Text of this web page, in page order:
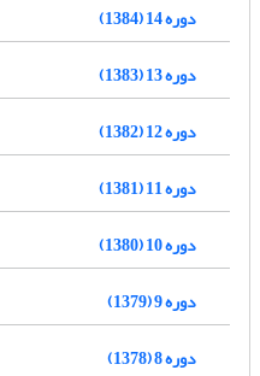
دوره 14 (1384)
دوره 13 (1383)
دوره 12 (1382)
دوره 11 (1381)
دوره 10 (1380)
دوره 9 (1379)
دوره 8 (1378)